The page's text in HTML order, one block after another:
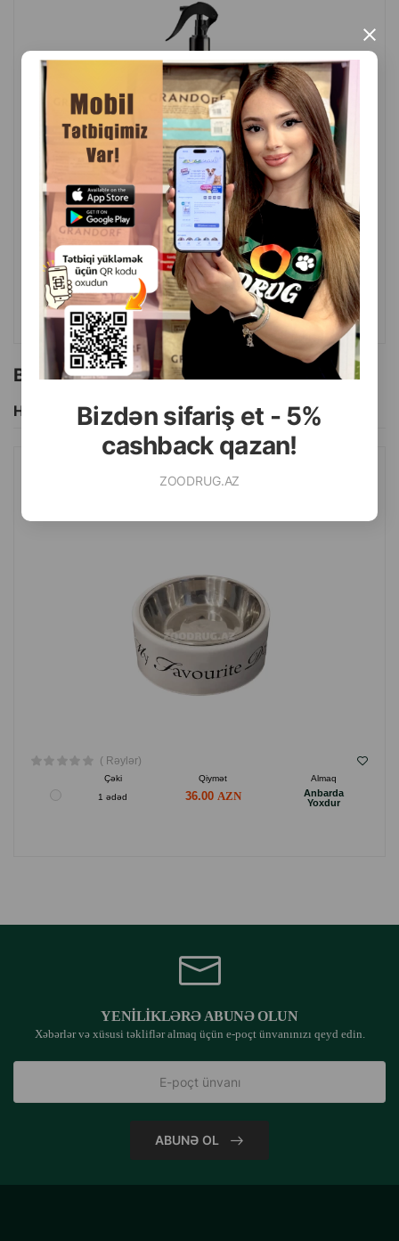
Bizdən sifariş et - 5%
cashback qazan!
ZOODRUG.AZ
×
( Rəylər)
Çəki Qiymət
Almaq
1 ədəd
25.00
ALMAQ
Bu brendin başqa məhsulları
Hamısını Gör
KASA BEEZTEES MY FAVORITE DOG KIÇIK VƏ ORTA CINS ITLƏR
( Rəylər)
Çəki Qiymət
Almaq
1 ədəd
36.00
Anbarda
Yoxdur
YENILIKLƏRƏ ABUNƏ OLUN
Xəbərlər və xüsusi təkliflər almaq üçün e-poçt ünvanınızı qeyd edin.
ABUNƏ OL